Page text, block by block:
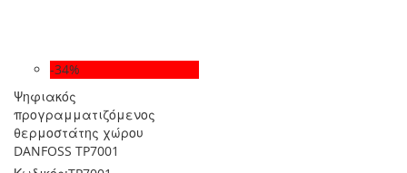
-34%
προγραμματιζόμενος
θερμοστάτης χώρου
DANFOSS TP7001